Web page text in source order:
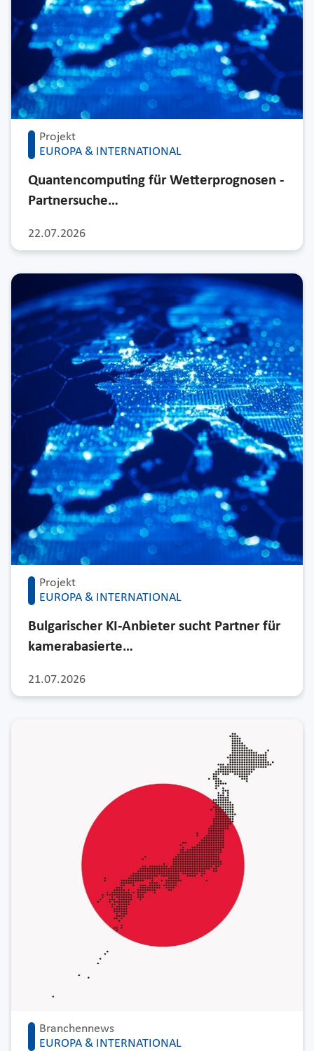
Projekt
EUROPA & INTERNATIONAL
22.07.2026
Quantencomputing für Wetterprognosen -
Partnersuche…
Projekt
EUROPA & INTERNATIONAL
21.07.2026
Bulgarischer KI-Anbieter sucht Partner für
kamerabasierte…
Branchennews
EUROPA & INTERNATIONAL